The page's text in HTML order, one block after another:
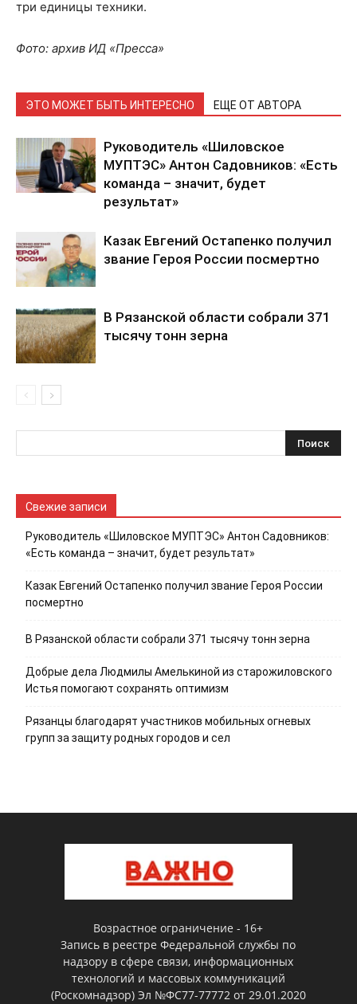
три единицы техники.
Фото: архив ИД «Пресса»
ЭТО МОЖЕТ БЫТЬ ИНТЕРЕСНО ЕЩЕ ОТ АВТОРА
Руководитель «Шиловское
МУПТЭС» Антон Садовников: «Есть
команда – значит, будет
результат»
Казак Евгений Остапенко получил
звание Героя России посмертно
В Рязанской области собрали 371
тысячу тонн зерна
Свежие записи
Руководитель «Шиловское МУПТЭС» Антон Садовников:
«Есть команда – значит, будет результат»
Казак Евгений Остапенко получил звание Героя России
посмертно
В Рязанской области собрали 371 тысячу тонн зерна
Добрые дела Людмилы Амелькиной из старожиловского
Истья помогают сохранять оптимизм
Рязанцы благодарят участников мобильных огневых
групп за защиту родных городов и сел
Возрастное ограничение - 16+
Запись в реестре Федеральной службы по
надзору в сфере связи, информационных
технологий и массовых коммуникаций
(Роскомнадзор) Эл №ФС77-77772 от 29.01.2020